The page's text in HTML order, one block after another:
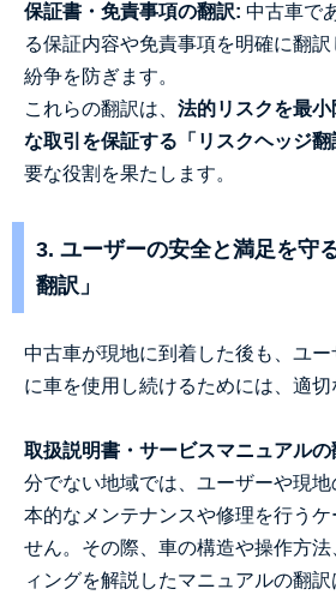
保証書・免責事項の翻訳: 中古車で
る保証内容や免責事項を明確に翻
紛争を防ぎます。
これらの翻訳は、 法的リスクを最
な取引を保証する「リスクヘッジ翻
要な役割を果たします。
3. ユーザーの安全と満足を守
翻訳」
中古車が現地に到着した後も、ユ
に車を使用し続けるためには、適切
取扱説明書・サービスマニュアルの
分でない地域では、ユーザーや現
本的なメンテナンスや修理を行うケ
せん。その際、車の構造や操作方
ィングを解説したマニュアルの翻